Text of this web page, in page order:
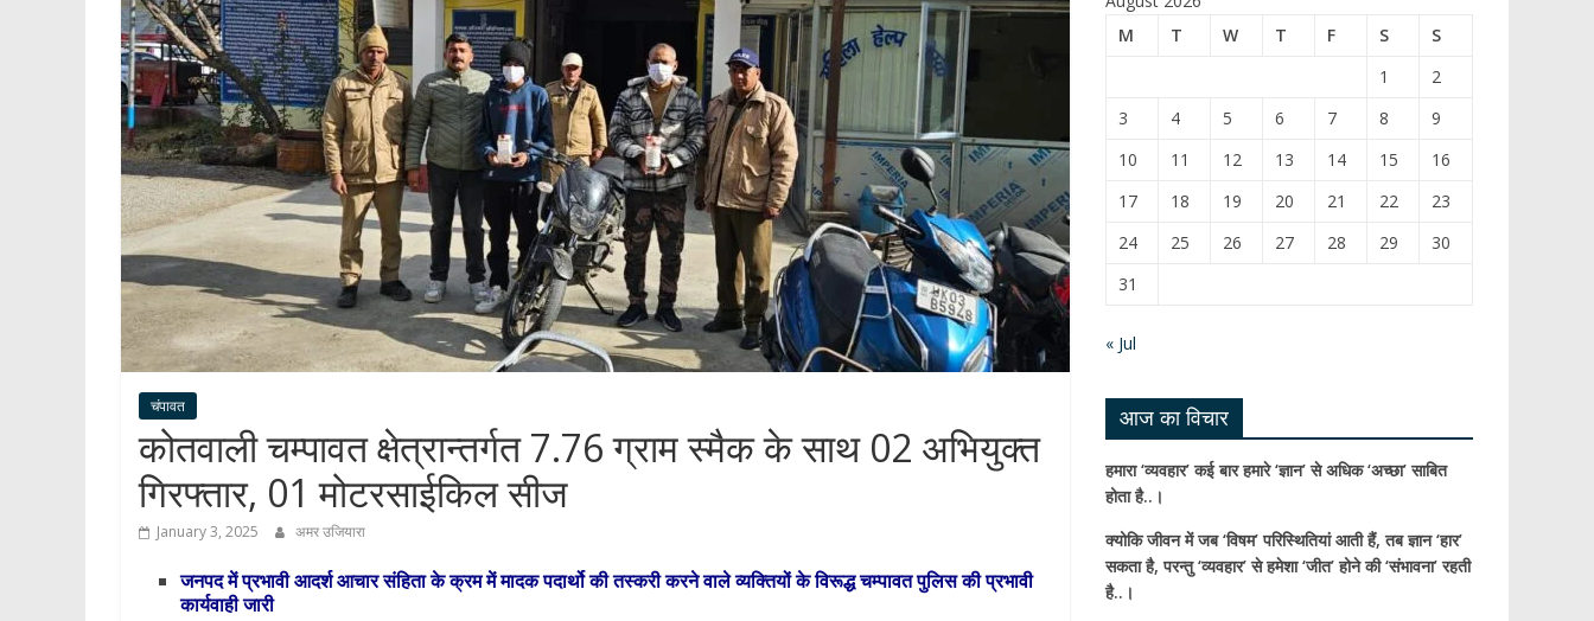
चंपावत
कोतवाली चम्पावत क्षेत्रान्तर्गत 7.76 ग्राम स्मैक के साथ 02 अभियुक्त
गिरफ्तार, 01 मोटरसाईकिल सीज
January 3, 2025 अमर उजियारा
जनपद में प्रभावी आदर्श आचार संहिता के क्रम में मादक पदार्थो की तस्करी करने वाले व्यक्तियों के विरूद्ध चम्पावत पुलिस की प्रभावी
कार्यवाही जारी
M
T W T F S
S
1
2
3
4 5 6 7 8
9
10
11 12 13 14 15
16
17
18 19 20 21 22
23
24
25 26 27 28 29
30
31
« Jul
आज का विचार
हमारा ‘व्यवहार’ कई बार हमारे ‘ज्ञान’ से अधिक ‘अच्छा’ साबित
होता है..।
क्योकि जीवन में जब ‘विषम’ परिस्थितियां आती हैं,तब ज्ञान ‘हार’
सकता है,परन्तु ‘व्यवहार’ से हमेशा ‘जीत’ होने की ‘संभावना’ रहती
है..।